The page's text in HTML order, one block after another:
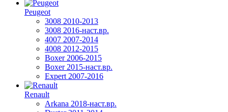
Peugeot
3008 2010-2013
3008 2016-наст.вр.
4007 2007-2014
4008 2012-2015
Boxer 2006-2015
Boxer 2015-наст.вр.
Expert 2007-2016
Renault
Arkana 2018-наст.вр.